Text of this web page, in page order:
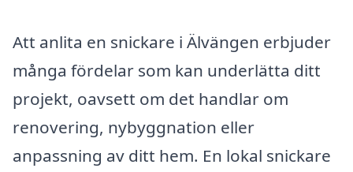
Att anlita en snickare i Älvängen erbjuder
många fördelar som kan underlätta ditt
projekt, oavsett om det handlar om
renovering, nybyggnation eller
anpassning av ditt hem. En lokal snickare